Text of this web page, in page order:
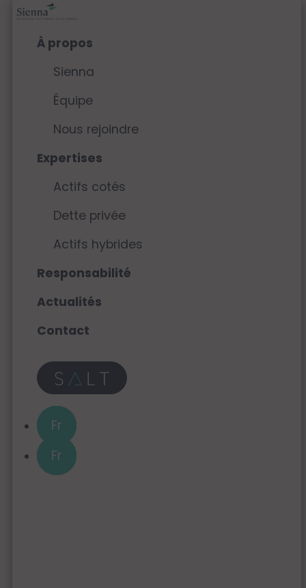
Aller
principalÀ propos
Sienna
Équipe
Nous rejoindre
Expertises
Actifs cotés
Dette privée
Actifs hybrides
Responsabilité
Actualités
Contact
Fr
Fr